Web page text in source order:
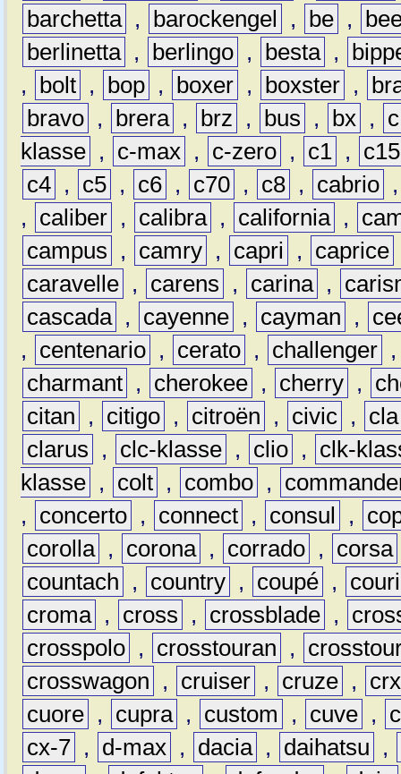
barchetta , barockengel , be ,
berlinetta , berlingo , besta ,
,
bolt , bop , boxer , boxster ,
bravo , brera , brz , bus , bx ,
c
klasse , c-max , c-zero , c1 ,
c15
c4 , c5 , c6 , c70 , c8 , cabrio
,
caliber , calibra , california ,
campus
, camry , capri , caprice
caravelle , carens , carina ,
cascada , cayenne , cayman ,
,
centenario , cerato , challenger
charmant , cherokee , cherry ,
citan
, citigo , citroën , civic ,
cla
clarus
, clc-klasse , clio ,
clk-
klasse , colt , combo ,
,
concerto , connect , consul ,
corolla , corona , corrado , corsa
countach
, country , coupé ,
croma , cross , crossblade ,
crosspolo , crosstouran ,
crosswagon
, cruiser , cruze ,
crx
cuore , cupra , custom , cuve ,
cx-7 , d-max , dacia , daihatsu
,